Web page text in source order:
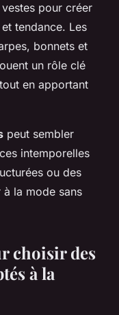
pour créer
tendance. Les
bonnets et
un rôle clé
en apportant
peut sembler
intemporelles
ou des
la mode sans
choisir des
à la